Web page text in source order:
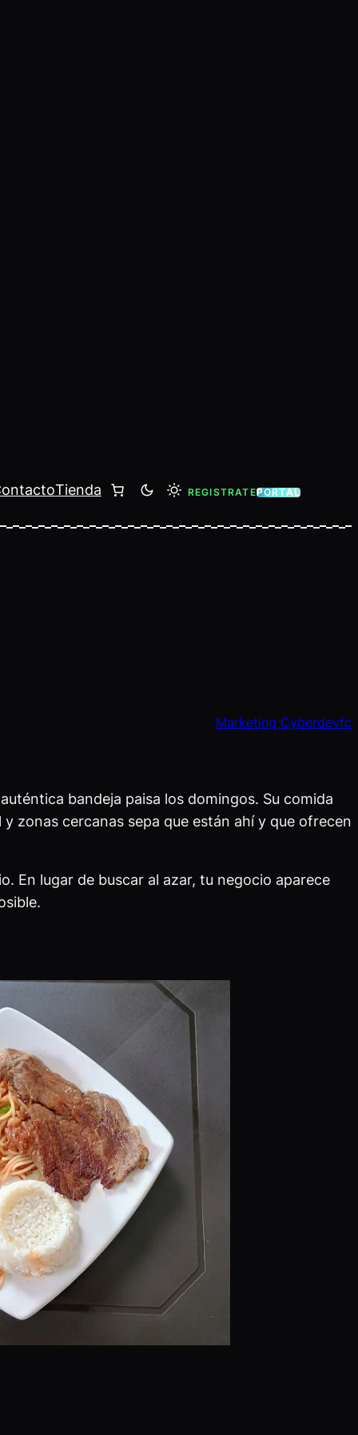
Tienda REGISTRATEPORTAL
Marketing Cyberdevfc
bandeja paisa los domingos. Su comida
zonas cercanas sepa que están ahí y que ofrecen
En lugar de buscar al azar, tu negocio aparece